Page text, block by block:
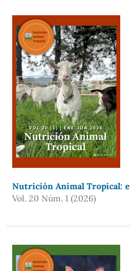
Nutrición Animal Tropical:
Vol. 20 Núm. 1 (2026)